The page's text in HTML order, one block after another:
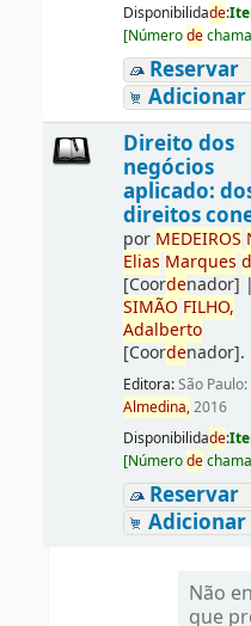
Disponibilidade:
[Númerode
Reservar
Adicionar
Direito dos
negócios
aplicado:
direitos
por MEDEIROS
Elias Marques
[Coordenador] |
SIMÃO FILHO,
Adalberto
[Coordenador].
Editora:São Paulo:
Almedina,2016
Disponibilidade:
[Númerode
Reservar
Adicionar
Não
que